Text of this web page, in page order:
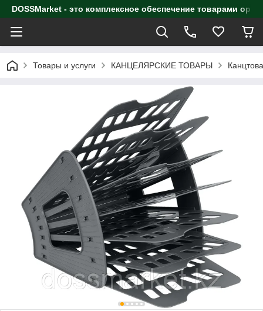
DOSSMarket - это комплексное обеспечение товарами
Товары и услуги КАНЦЕЛЯРСКИЕ ТОВАРЫ